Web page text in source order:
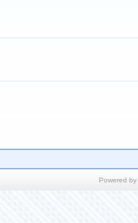
Powered by